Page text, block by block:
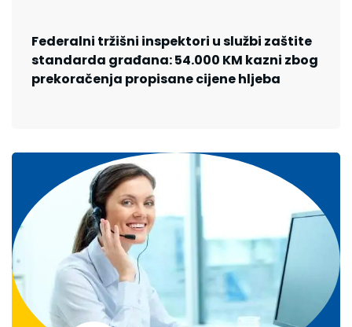
Federalni tržišni inspektori u službi zaštite
standarda građana: 54.000 KM kazni zbog
prekoračenja propisane cijene hljeba